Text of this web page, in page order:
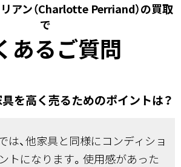
アン（Charlotte Perriand）の買取
で
あるご質問
を高く売るためのポイントは？
は、他家具と同様にコンディショ
トになります。使用感があった